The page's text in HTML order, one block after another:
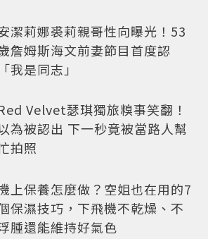
潔莉娜裘莉親哥性向曝光！53
詹姆斯海文前妻節目首度認
「我是同志」
Velvet瑟琪獨旅糗事笑翻！
為被認出 下一秒竟被當路人幫
拍照
上保養怎麼做？空姐也在用的7
保濕技巧，下飛機不乾燥、不
腫還能維持好氣色